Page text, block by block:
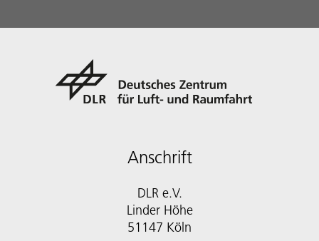
Anschrift
DLR e.V.
Linder Höhe
51147 Köln